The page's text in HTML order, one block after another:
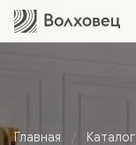
Главная Каталог